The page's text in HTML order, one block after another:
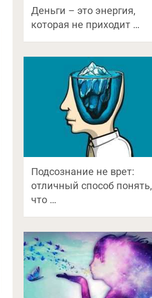
Деньги – это энергия,
которая не приходит …
Подсознание не врет:
отличный способ понять,
что …